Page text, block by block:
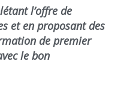
l’offre de
et en proposant des
de premier
le bon